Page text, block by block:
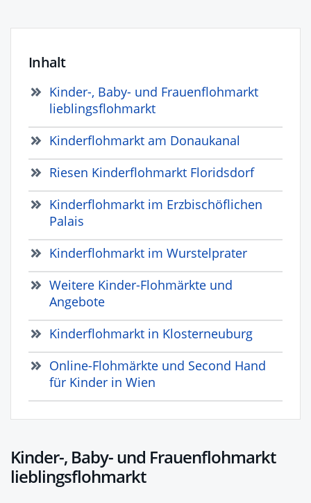
Inhalt
Kinder-, Baby- und Frauenflohmarkt
lieblingsflohmarkt
Kinderflohmarkt am Donaukanal
Riesen Kinderflohmarkt Floridsdorf
Kinderflohmarkt im Erzbischöflichen
Palais
Kinderflohmarkt im Wurstelprater
Weitere Kinder-Flohmärkte und
Angebote
Kinderflohmarkt in Klosterneuburg
Online-Flohmärkte und Second Hand
für Kinder in Wien
Kinder-, Baby- und Frauenflohmarkt
lieblingsflohmarkt